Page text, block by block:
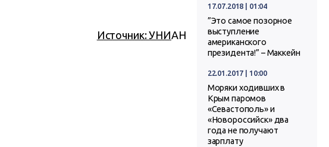
Источник: УНИАН
17.07.2018 | 01:04
”Это самое позорное
выступление
американского
президента!” – Маккейн
22.01.2017 | 10:00
Моряки ходивших в
Крым паромов
«Севастополь» и
«Новороссийск» два
года не получают
зарплату